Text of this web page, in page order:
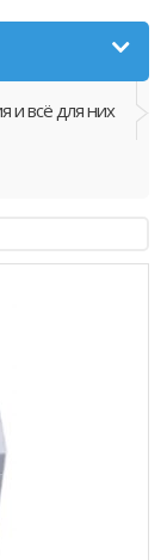
и всё для них